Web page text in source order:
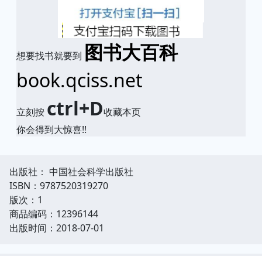
想要找书就要到 图书大百科
book.qciss.net
立刻按 ctrl+D收藏本页
你会得到大惊喜!!
出版社： 中国社会科学出版社
ISBN：9787520319270
版次：1
商品编码：12396144
出版时间：2018-07-01